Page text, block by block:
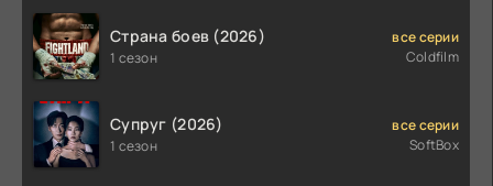
Страна боев (2026)
1 сезон
все серии
Coldfilm
Супруг (2026)
1 сезон
все серии
SoftBox